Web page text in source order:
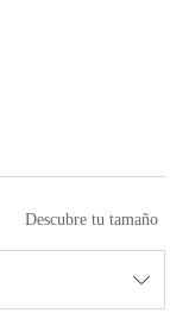
Descubre tu tamaño